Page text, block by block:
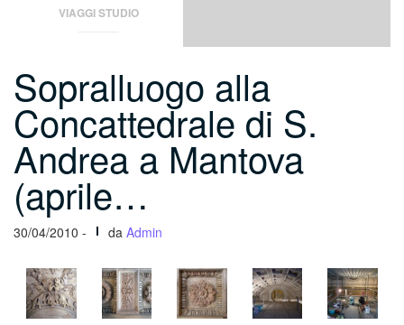
VIAGGI STUDIO
Sopralluogo alla
Concattedrale di S.
Andrea a Mantova
(aprile…
30/04/2010 - da Admin